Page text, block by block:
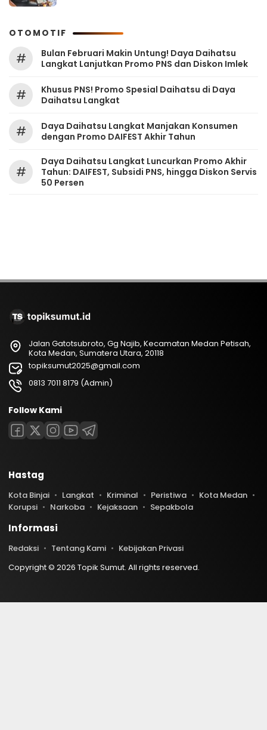
OTOMOTIF
#
Bulan Februari Makin Untung! Daya Daihatsu
Langkat Lanjutkan Promo PNS dan Diskon Imlek
#
Khusus PNS! Promo Spesial Daihatsu di Daya
Daihatsu Langkat
#
Daya Daihatsu Langkat Manjakan Konsumen
dengan Promo DAIFEST Akhir Tahun
#
Daya Daihatsu Langkat Luncurkan Promo Akhir
Tahun: DAIFEST, Subsidi PNS, hingga Diskon Servis
50 Persen
Jalan Gatotsubroto, Gg Najib, Kecamatan Medan Petisah,
Kota Medan, Sumatera Utara, 20118
topiksumut2025@gmail.com
0813 7011 8179 (Admin)
Follow Kami
Hastag
Kota Binjai Langkat Kriminal Peristiwa
Kota Medan
Korupsi
Narkoba Kejaksaan Sepakbola
Informasi
Redaksi Tentang Kami
Kebijakan Privasi
Copyright © 2026 Topik Sumut. All rights reserved.